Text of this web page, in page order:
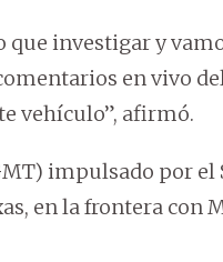
investigar y
en vivo
vehículo”, afirmó.
impulsado por
en la frontera con